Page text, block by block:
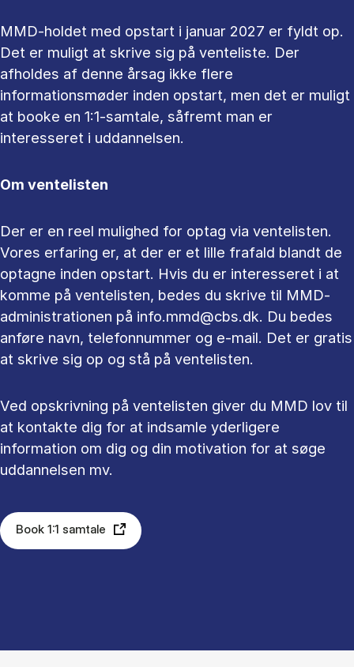
MMD-holdet med opstart i januar 2027 er fyldt op.
Det er muligt at skrive sig på venteliste. Der
afholdes af denne årsag ikke flere
informationsmøder inden opstart, men det er muligt
at booke en 1:1-samtale, såfremt man er
interesseret i uddannelsen.
Om ventelisten
Der er en reel mulighed for optag via ventelisten.
Vores erfaring er, at der er et lille frafald blandt de
optagne inden opstart. Hvis du er interesseret i at
komme på ventelisten, bedes du skrive til MMD-
administrationen på info.mmd@cbs.dk. Du bedes
anføre navn, telefonnummer og e-mail. Det er gratis
at skrive sig op og stå på ventelisten.
Ved opskrivning på ventelisten giver du MMD lov til
at kontakte dig for at indsamle yderligere
information om dig og din motivation for at søge
uddannelsen mv.
Book 1:1 samtale